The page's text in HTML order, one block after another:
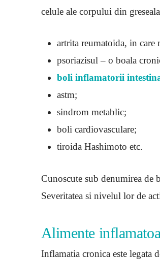
celule ale corpului din
artrita reumatoida, in
psoriazisul – o boala
boli inflamatorii
astm;
sindrom metablic;
boli cardiovasculare;
tiroida Hashimoto etc.
Cunoscute sub denumirea de
Severitatea si nivelul lor de
Alimente
Inflamatia cronica este legata